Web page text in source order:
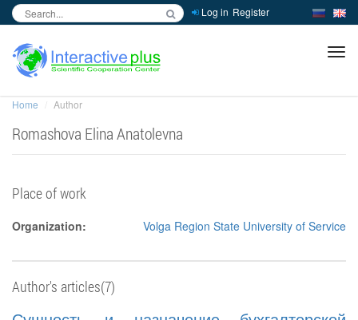
Log in Register
Home Author
Romashova Elina Anatolevna
Place of work
Organization: Volga Region State University of Service
Author's articles(7)